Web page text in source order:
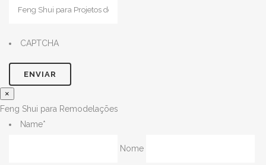
CAPTCHA
×
Feng Shui para Remodelações
Name*
Nome